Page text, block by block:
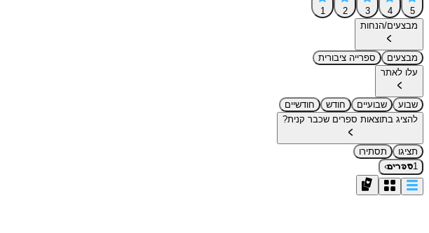
5
4
3
2
1
מבצעים/הנחות
מבצעים
ספרייה ציבורית
עלו לאתר
שבוע שבועיים חודש
חודשיים
להציג בתוצאות ספרים שכבר קנית?
תציגו
תסתירו
1ספרים›